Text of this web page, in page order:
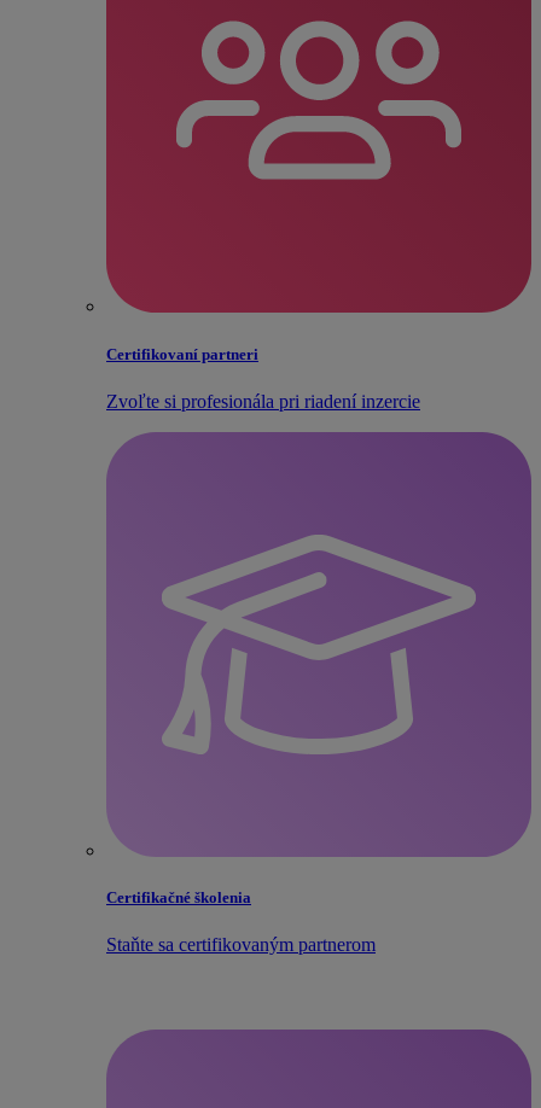
Certifikovaní partneri
Zvoľte si profesionála pri riadení inzercie
Certifikačné školenia
Staňte sa certifikovaným partnerom